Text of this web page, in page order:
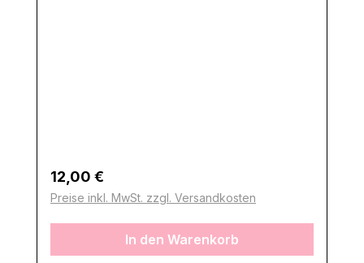
Regulärer Preis:
12,00 €
Preise inkl. MwSt. zzgl. Versandkosten
In den Warenkorb